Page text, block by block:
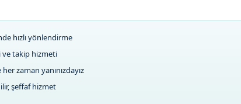
hızlı yönlendirme
ve takip hizmeti
zaman yanınızdayız
şeffaf hizmet